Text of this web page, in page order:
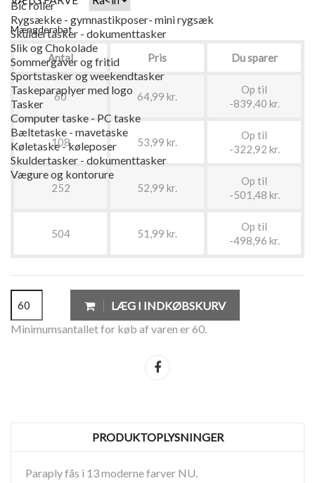
Bic roller
Rygsække - gymnastikposer- mini rygsæk
Skuldertasker - dokumenttasker
Slik og Chokolade
Sommergaver og fritid
Sportstasker og weekendtasker
Taskeparaplyer med logo
Tasker
Computer taske - PC taske
Bæltetaske - mavetaske
Køletaske - køleposer
Skuldertasker - dokumenttasker
Vægure og kontorure
Mængderabat
Antal Pris Du sparer
60 64,99 kr.
Op til
-839,40 kr.
108 53,99 kr.
Op til
-322,92 kr.
252 52,99 kr.
Op til
-501,48 kr.
504 51,99 kr.
Op til
-498,96 kr.
LÆG I INDKØBSKURV
Minimumsantallet for køb af varen er 60.
PRODUKTOPLYSNINGER
Paraply fås i 13 moderne farver NU.